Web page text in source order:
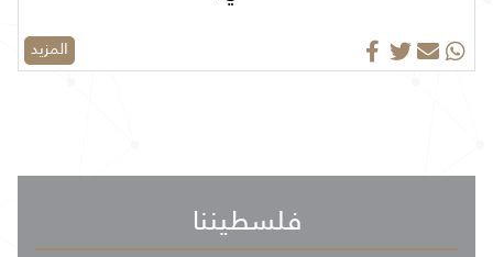
المزيد
فلسطيننا